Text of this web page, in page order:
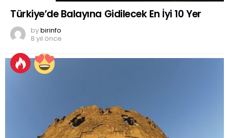
Türkiye’de Balayına Gidilecek En İyi 10 Yer
bybirinfo
8 yıl önce